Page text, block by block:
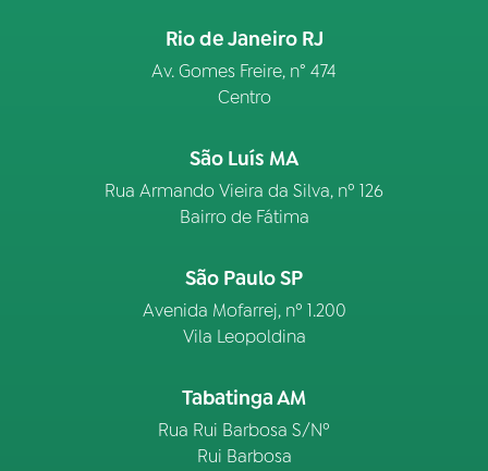
Rio de Janeiro RJ
Av. Gomes Freire, n° 474
Centro
São Luís MA
Rua Armando Vieira da Silva, nº 126
Bairro de Fátima
São Paulo SP
Avenida Mofarrej, nº 1.200
Vila Leopoldina
Tabatinga AM
Rua Rui Barbosa S/Nº
Rui Barbosa